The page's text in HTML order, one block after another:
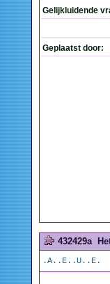
Gelijkluidende
Geplaatst door:
432429a
.A..E..U..E.